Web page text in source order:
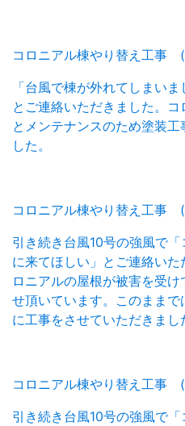
コロニアル棟やり替え工事
「台風で棟が外れてしまい
とご連絡いただきました。
とメンテナンスのため塗装
した。
コロニアル棟やり替え工事
引き続き台風10号の強風で
に来てほしい」とご連絡い
ロニアルの屋根が被害を受
せ頂いています。このまま
に工事をさせていただきまし
コロニアル棟やり替え工事
引き続き台風10号の強風で